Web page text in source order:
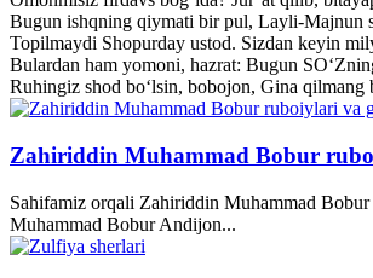
Bugun ishqning qiymati bir pul, Layli-Majnun
Topilmaydi Shopurday ustod. Sizdan keyin
Bulardan ham yomoni, hazrat: Bugun
Ruhingiz shod bo‘lsin, bobojon, Gina
Zahiriddin Muhammad Bobur
Sahifamiz orqali Zahiriddin Muhammad
Muhammad Bobur Andijon...